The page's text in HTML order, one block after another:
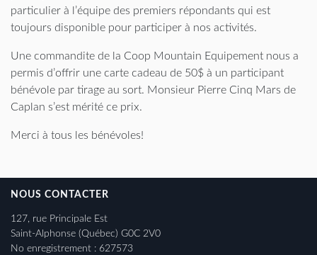
particulier à l’équipe des premiers répondants qui est
toujours disponible pour participer à nos activités.
Une commandite de la Coop Mountain Equipement nous a
permis d’offrir une carte cadeau de 50$ à un participant
bénévole par tirage au sort. Monsieur Pierre Cinq Mars de
Caplan s’est mérité ce prix.
Merci à tous les bénévoles!
NOUS CONTACTER
127, rue Principale Est
Saint-Alphonse (Québec) G0C 2V0
No enregistrement : 627573